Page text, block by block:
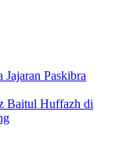
Paskibra
Baitul Huffazh di